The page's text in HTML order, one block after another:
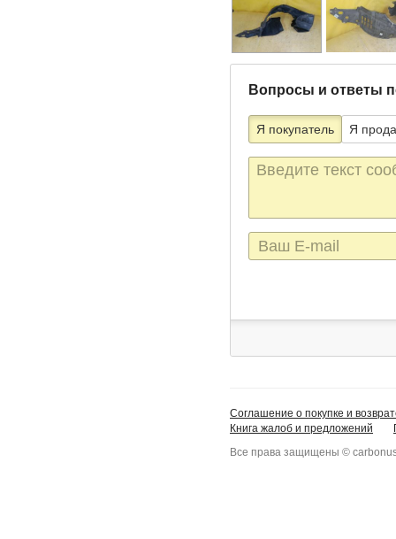
Вопросы и ответы
Я покупатель Я
Текст
сообщения
E-
mail
Соглашение о покупке и
Книга жалоб и предложений
Все права защищены ©